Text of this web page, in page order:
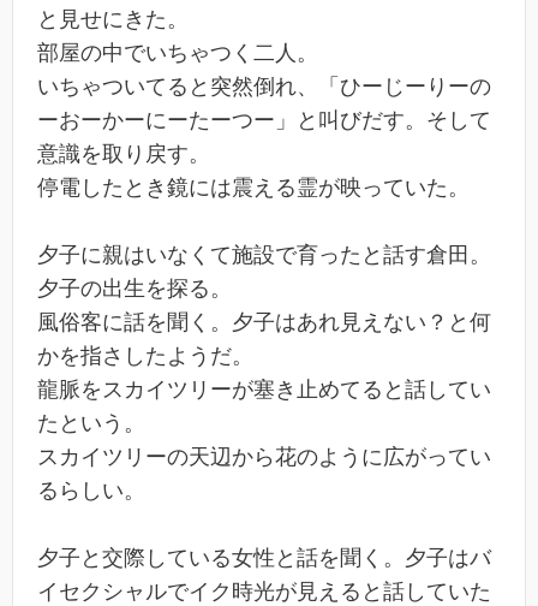
と見せにきた。
部屋の中でいちゃつく二人。
いちゃついてると突然倒れ、「ひーじーりーの
ーおーかーにーたーつー」と叫びだす。そして
意識を取り戻す。
停電したとき鏡には震える霊が映っていた。
夕子に親はいなくて施設で育ったと話す倉田。
夕子の出生を探る。
風俗客に話を聞く。夕子はあれ見えない？と何
かを指さしたようだ。
龍脈をスカイツリーが塞き止めてると話してい
たという。
スカイツリーの天辺から花のように広がってい
るらしい。
夕子と交際している女性と話を聞く。夕子はバ
イセクシャルでイク時光が見えると話していた